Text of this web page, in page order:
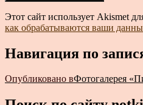
Этот сайт использует Akismet
как обрабатываются ваши
Навигация по
Опубликовано вФотогалерея